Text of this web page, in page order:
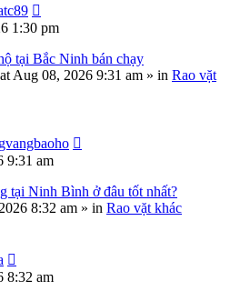
1:30 pm
tại Bắc Ninh bán chạy
Aug 08, 2026 9:31 am » in Rao vặt
9:31 am
tại Ninh Bình ở đâu tốt nhất?
8:32 am » in Rao vặt khác
8:32 am